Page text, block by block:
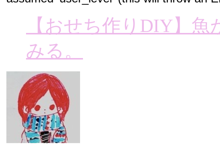
【おせち作りDIY】
みる。